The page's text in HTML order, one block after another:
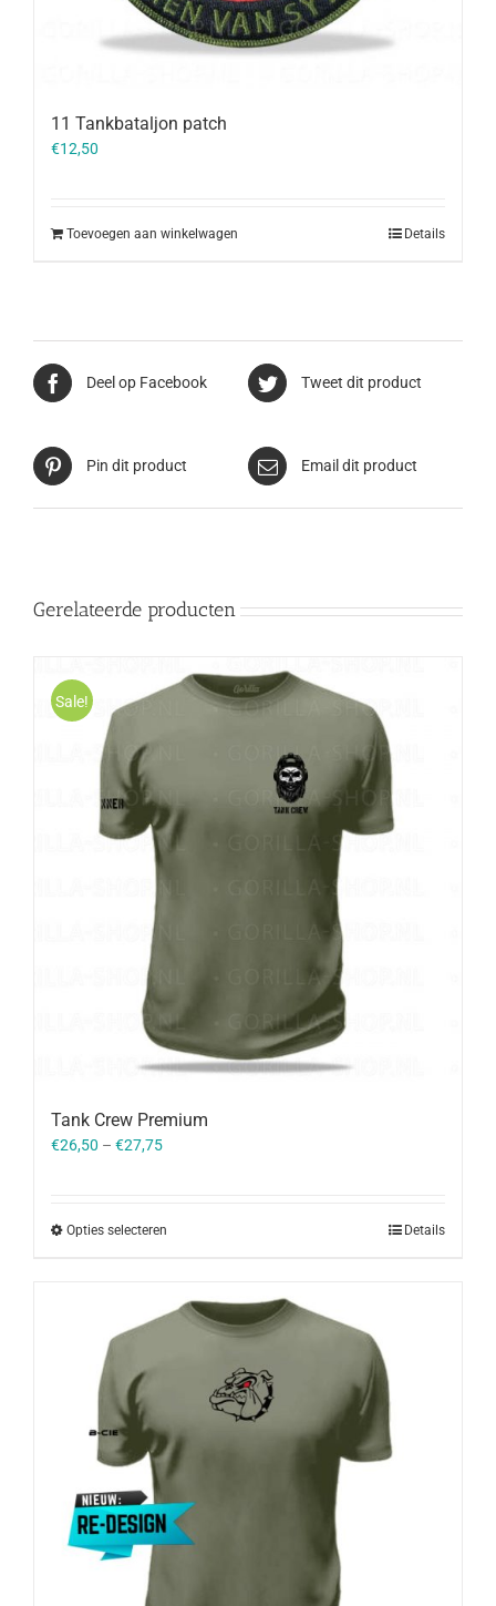
11 Tankbataljon patch
€12,50
Toevoegen aan winkelwagen Details
Deel op Facebook Tweet dit product
Pin dit product Email dit product
Gerelateerde producten
Sale!
Tank Crew Premium
€26,50 – €27,75
Opties selecteren Details